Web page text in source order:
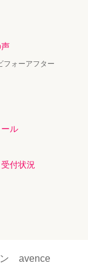
フォーアフター
ル
付状況
ン avence